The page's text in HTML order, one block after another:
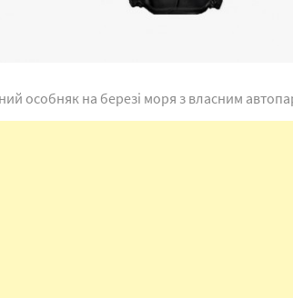
особняк на березі моря з власним